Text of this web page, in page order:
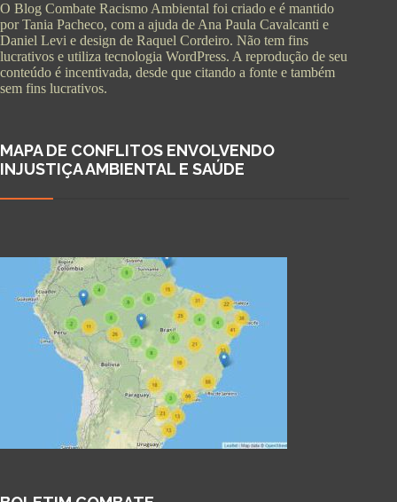
O Blog Combate Racismo Ambiental foi criado e é mantido
por Tania Pacheco, com a ajuda de Ana Paula Cavalcanti e
Daniel Levi e design de Raquel Cordeiro. Não tem fins
lucrativos e utiliza tecnologia WordPress. A reprodução de seu
conteúdo é incentivada, desde que citando a fonte e também
sem fins lucrativos.
MAPA DE CONFLITOS ENVOLVENDO
INJUSTIÇA AMBIENTAL E SAÚDE